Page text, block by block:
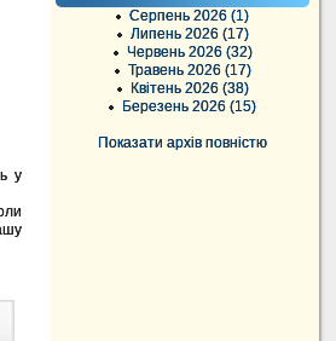
Серпень 2026 (1)
Липень 2026 (17)
Червень 2026 (32)
Травень 2026 (17)
Квітень 2026 (38)
Березень 2026 (15)
Показати архів повністю
у